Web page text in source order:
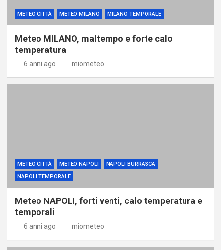
METEO CITTÀ METEO MILANO MILANO TEMPORALE
Meteo MILANO, maltempo e forte calo
temperatura
6 anni ago miometeo
METEO CITTÀ METEO NAPOLI
NAPOLI BURRASCA
NAPOLI TEMPORALE
Meteo NAPOLI, forti venti, calo temperatura e
temporali
6 anni ago miometeo